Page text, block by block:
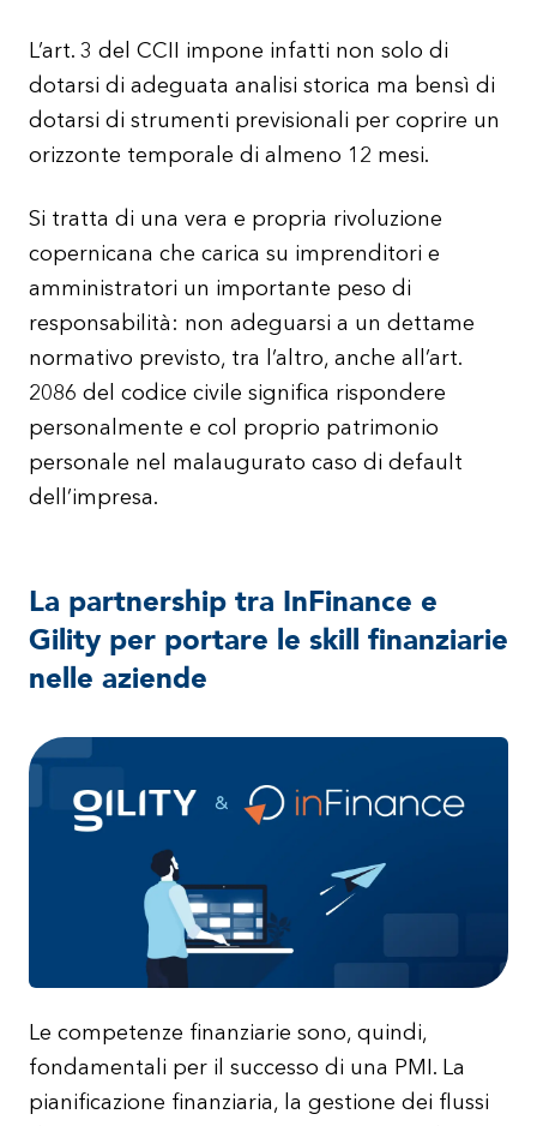
L’art. 3 del CCII impone infatti non solo di
dotarsi di adeguata analisi storica ma bensì di
dotarsi di strumenti previsionali per coprire un
orizzonte temporale di almeno 12 mesi.
Si tratta di una vera e propria rivoluzione
copernicana che carica su imprenditori e
amministratori un importante peso di
responsabilità: non adeguarsi a un dettame
normativo previsto, tra l’altro, anche all’art.
2086 del codice civile significa rispondere
personalmente e col proprio patrimonio
personale nel malaugurato caso di default
dell’impresa.
La partnership tra InFinance e
Gility per portare le skill finanziarie
nelle aziende
Le competenze finanziarie sono, quindi,
fondamentali per il successo di una PMI. La
pianificazione finanziaria, la gestione dei flussi